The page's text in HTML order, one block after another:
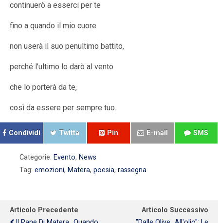
continuerò a esserci per te
fino a quando il mio cuore
non userà il suo penultimo battito,
perché l’ultimo lo darò al vento
che lo porterà da te,
così da essere per sempre tuo.
Condividi Twitta Pin E-mail SMS
Categorie: Evento, News
Tag: emozioni, Matera, poesia, rassegna
Articolo Precedente
Articolo Successivo